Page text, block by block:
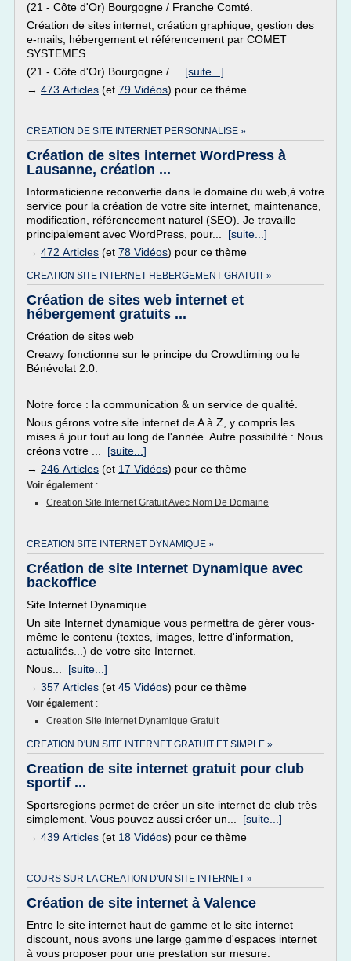
(21 - Côte d'Or) Bourgogne / Franche Comté.
Création de sites internet, création graphique, gestion des
e-mails, hébergement et référencement par COMET
SYSTEMES
(21 - Côte d'Or) Bourgogne /... [suite...]
→ 473 Articles (et 79 Vidéos) pour ce thème
CREATION DE SITE INTERNET PERSONNALISE »
Création de sites internet WordPress à
Lausanne, création ...
Informaticienne reconvertie dans le domaine du web,à votre
service pour la création de votre site internet, maintenance,
modification, référencement naturel (SEO). Je travaille
principalement avec WordPress, pour... [suite...]
→ 472 Articles (et 78 Vidéos) pour ce thème
CREATION SITE INTERNET HEBERGEMENT GRATUIT »
Création de sites web internet et
hébergement gratuits ...
Création de sites web
Creawy fonctionne sur le principe du Crowdtiming ou le
Bénévolat 2.0.
Notre force : la communication & un service de qualité.
Nous gérons votre site internet de A à Z, y compris les
mises à jour tout au long de l'année. Autre possibilité : Nous
créons votre ... [suite...]
→ 246 Articles (et 17 Vidéos) pour ce thème
Voir également :
Creation Site Internet Gratuit Avec Nom De Domaine
CREATION SITE INTERNET DYNAMIQUE »
Création de site Internet Dynamique avec
backoffice
Site Internet Dynamique
Un site Internet dynamique vous permettra de gérer vous-
même le contenu (textes, images, lettre d'information,
actualités...) de votre site Internet.
Nous... [suite...]
→ 357 Articles (et 45 Vidéos) pour ce thème
Voir également :
Creation Site Internet Dynamique Gratuit
CREATION D'UN SITE INTERNET GRATUIT ET SIMPLE »
Creation de site internet gratuit pour club
sportif ...
Sportsregions permet de créer un site internet de club très
simplement. Vous pouvez aussi créer un... [suite...]
→ 439 Articles (et 18 Vidéos) pour ce thème
COURS SUR LA CREATION D'UN SITE INTERNET »
Création de site internet à Valence
Entre le site internet haut de gamme et le site internet
discount, nous avons une large gamme d'espaces internet
à vous proposer pour une prestation sur mesure.